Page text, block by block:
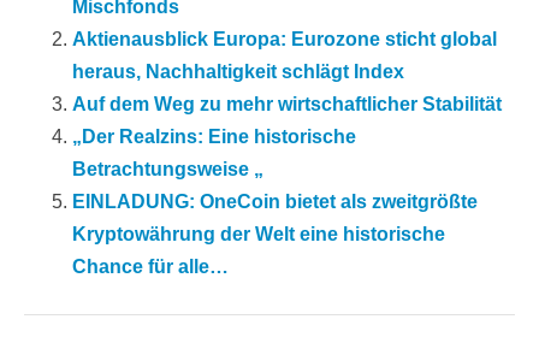
Mischfonds
Aktienausblick Europa: Eurozone sticht global
heraus, Nachhaltigkeit schlägt Index
Auf dem Weg zu mehr wirtschaftlicher Stabilität
„Der Realzins: Eine historische
Betrachtungsweise „
EINLADUNG: OneCoin bietet als zweitgrößte
Kryptowährung der Welt eine historische
Chance für alle…